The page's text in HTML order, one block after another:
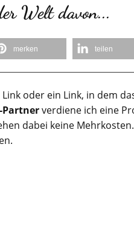
Welt davon...
merken teilen
oder ein Link, in dem
Partner verdiene ich eine
dabei keine